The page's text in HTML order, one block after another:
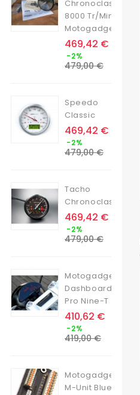
Chronoclassic
8000 Tr/min
Motogadget
Prix
469,42 €
-2%
de
479,00 €
Speedo
Classic
Prix
469,42 €
-2%
de
479,00 €
Tacho
Chronoclassic
Prix
469,42 €
-2%
de
479,00 €
Motogadget
Dashboard
Pro Nine-T
Prix
410,62 €
-2%
de
419,00 €
Motogadget
M-Unit Blue